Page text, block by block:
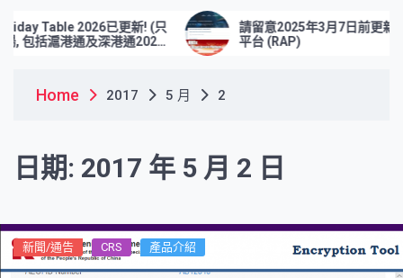
Table 2026已更新! (只
包括滬港通及深港通2026
請留意2025年3月7日前更新 報
平台 (RAP)
Home 2017 5 月 2
日期: 2017 年 5 月 2 日
新聞/通告 CRS 產品介紹